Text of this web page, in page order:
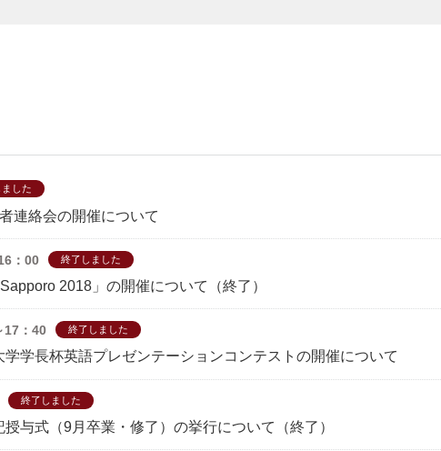
した
連絡会の開催について
：00 終了しました
2018」の開催について（終了）
17：40 終了しました
学学長杯英語プレゼンテーションコンテストの開催について
終了しました
授与式（9月卒業・修了）の挙行について（終了）